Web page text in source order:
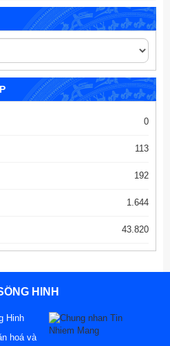
0
113
192
1.644
43.820
HINH
Hinh
hoá và